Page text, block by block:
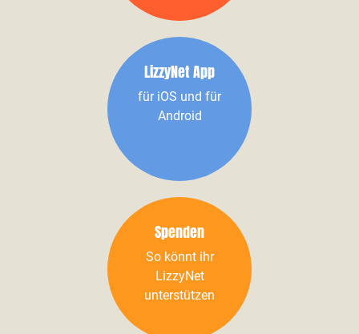
LizzyNet App
für iOS und für
Android
Spenden
So könnt ihr
LizzyNet
unterstützen